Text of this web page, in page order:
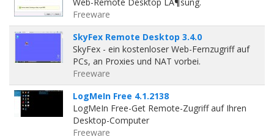
Freeware
SkyFex Remote Desktop 3.4.0
SkyFex - ein kostenloser Web-Fernzugriff auf
PCs, an Proxies und NAT vorbei.
Freeware
LogMeIn Free 4.1.2138
LogMeIn Free-Get Remote-Zugriff auf Ihren
Desktop-Computer
Freeware